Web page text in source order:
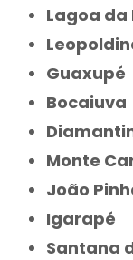
Lagoa
Guaxupé
Bocaiuva
Monte
João
Igarapé
Santana